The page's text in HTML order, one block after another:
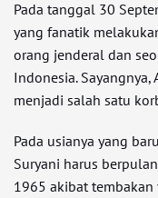
Pada tanggal 30
yang fanatik
orang jenderal dan
Indonesia.
menjadi salah satu
Pada usianya yang
Suryani harus
1965 akibat